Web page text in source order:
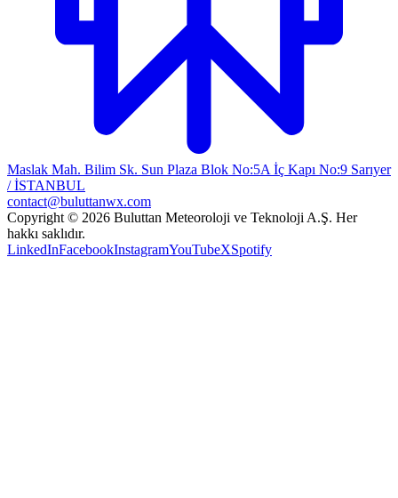
Maslak Mah. Bilim Sk. Sun Plaza Blok No:5A İç Kapı No:9 Sarıyer
/ İSTANBUL
contact@buluttanwx.com
Copyright © 2026 Buluttan Meteoroloji ve Teknoloji A.Ş. Her
hakkı saklıdır.
LinkedInFacebookInstagramYouTubeXSpotify